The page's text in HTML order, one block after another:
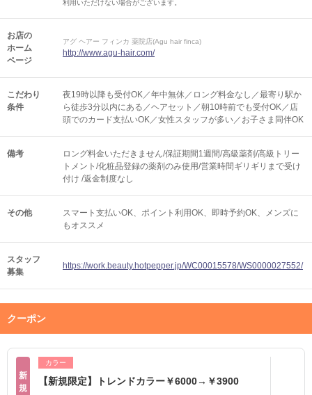
利用いただけない場合がございます。
お店の
ホーム
ページ
アグ ヘアー フィンカ 薬院店(Agu hair finca)
http://www.agu-hair.com/
こだわり
条件
夜19時以降も受付OK／年中無休／ロング料金なし／最寄り駅か
ら徒歩3分以内にある／ヘアセット／朝10時前でも受付OK／店
頭でのカード支払いOK／女性スタッフが多い／お子さま同伴OK
備考
ロング料金いただきません/保証期間1週間/高級薬剤/高級トリー
トメント/化粧品登録の薬剤のみ使用/営業時間ギリギリまで受け
付け /返金制度なし
その他 スマート支払いOK ポイント利用OK 即時予約OK
メンズに
もオススメ
スタッフ
募集
https://work.beauty.hotpepper.jp/WC00015578/WS0000027552/
クーポン
新
規
カラー
【新規限定】トレンドカラー￥6000→￥3900